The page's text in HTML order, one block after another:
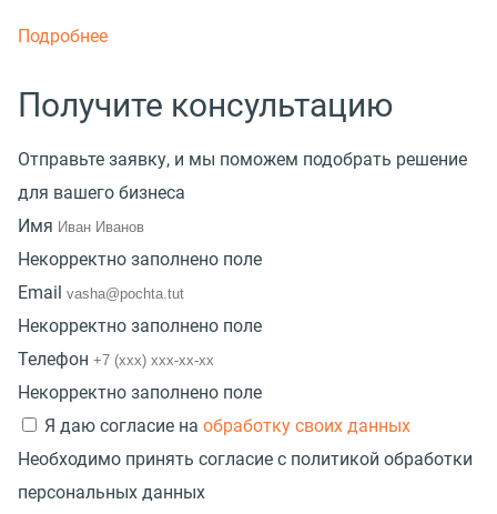
Подробнее
Получите консультацию
Отправьте заявку, и мы поможем подобрать решение
для вашего бизнеса
Имя
Некорректно заполнено поле
Email
Некорректно заполнено поле
Телефон
Некорректно заполнено поле
Я даю согласие на обработку своих данных
Необходимо принять согласие с политикой обработки
персональных данных